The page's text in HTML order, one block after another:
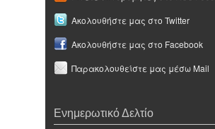
Ακολουθήστε μας στο Twitter
Ακολουθήστε μας στο Facebook
Παρακολουθείστε μας μέσω Mail
Ενημερωτικό Δελτίο